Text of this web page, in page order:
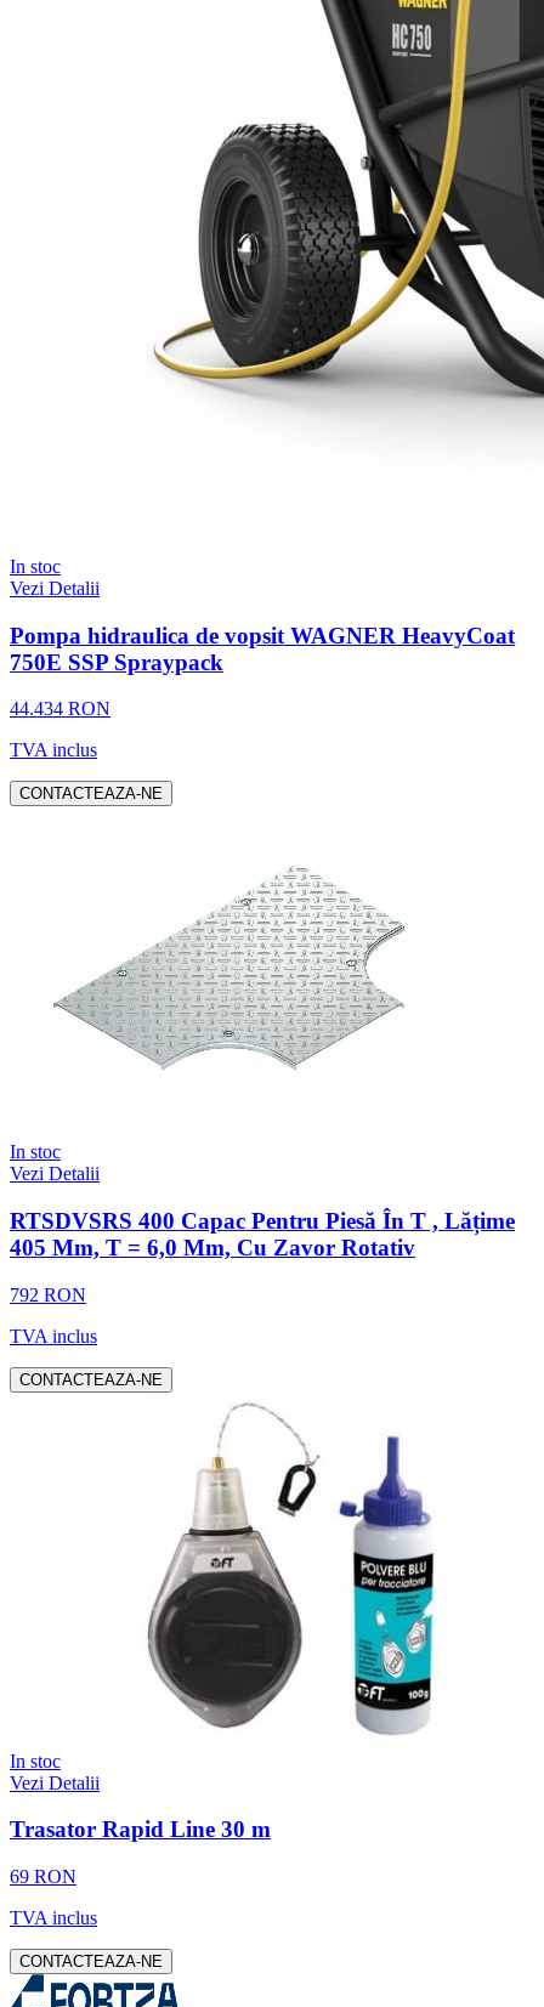
In stoc
Vezi Detalii
Pompa hidraulica de vopsit WAGNER HeavyCoat
750E SSP Spraypack
44.434 RON
TVA inclus
CONTACTEAZA-NE
In stoc
Vezi Detalii
RTSDVSRS 400 Capac Pentru Piesă În T , Lățime
405 Mm, T = 6,0 Mm, Cu Zavor Rotativ
792 RON
TVA inclus
CONTACTEAZA-NE
In stoc
Vezi Detalii
Trasator Rapid Line 30 m
69 RON
TVA inclus
CONTACTEAZA-NE